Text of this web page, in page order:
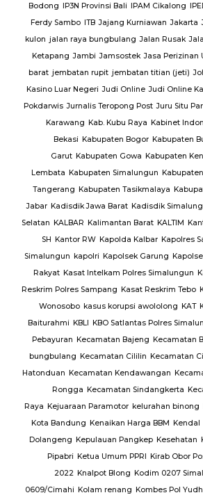
Bodong IP3N Provinsi Bali IPAM Cikalong
Ferdy Sambo ITB Jajang Kurniawan Jakarta
kulon jalan raya bungbulang Jalan Rusak
Ketapang Jambi Jamsostek Jasa Perizinan
barat jembatan rupit jembatan titian (jeti)
Kasino Luar Negeri Judi Online Judi Online
Pokdarwis Jurnalis Teropong Post Juru Situ
Karawang Kab. Kubu Raya Kabinet
Bekasi Kabupaten Bogor Kabupaten
Garut Kabupaten Gowa Kabupaten
Lembata Kabupaten Simalungun
Tangerang Kabupaten Tasikmalaya
Jabar Kadisdik Jawa Barat Kadisdik
Selatan KALBAR Kalimantan Barat KALTIM
SH Kantor RW Kapolda Kalbar Kapolres
Simalungun kapolri Kapolsek Garung
Rakyat Kasat Intelkam Polres Simalungun
Reskrim Polres Sampang Kasat Reskrim Tebo
Wonosobo kasus korupsi awololong KAT
Baiturahmi KBLI KBO Satlantas Polres
Pebayuran Kecamatan Bajeng Kecamatan
bungbulang Kecamatan Cililin Kecamatan
Hatonduan Kecamatan Kendawangan
Rongga Kecamatan Sindangkerta
Raya Kejuaraan Paramotor kelurahan binong
Kota Bandung Kenaikan Harga BBM Kendal
Dolangeng Kepulauan Pangkep Kesehatan
Pipabri Ketua Umum PPRI Kirab Obor
2022 Knalpot Blong Kodim 0207
0609/Cimahi Kolam renang Kombes Pol